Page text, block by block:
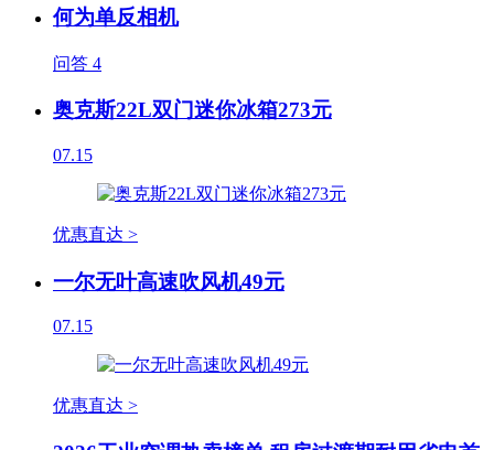
何为单反相机
问答 4
奥克斯22L双门迷你冰箱273元
07.15
优惠直达 >
一尔无叶高速吹风机49元
07.15
优惠直达 >